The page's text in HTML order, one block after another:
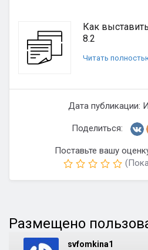
Как
8.2
Читать
Дата публикации:
Поделиться:
Поставьте вашу
Размещено
svfomkina1